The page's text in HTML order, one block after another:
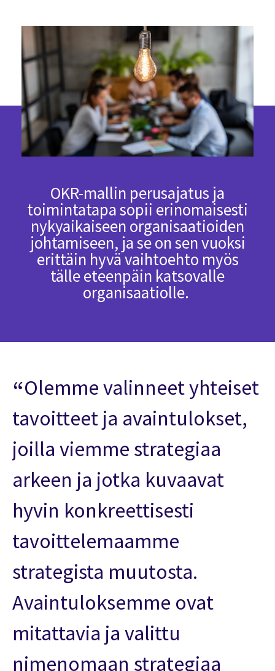
OKR-mallin perusajatus ja
toimintatapa sopii erinomaisesti
nykyaikaiseen organisaatioiden
johtamiseen, ja se on sen vuoksi
erittäin hyvä vaihtoehto myös
tälle eteenpäin katsovalle
organisaatiolle.
Olemme valinneet yhteiset
tavoitteet ja avaintulokset,
joilla viemme strategiaa
arkeen ja jotka kuvaavat
hyvin konkreettisesti
tavoittelemaamme
strategista muutosta.
Avaintuloksemme ovat
mitattavia ja valittu
nimenomaan strategiaa